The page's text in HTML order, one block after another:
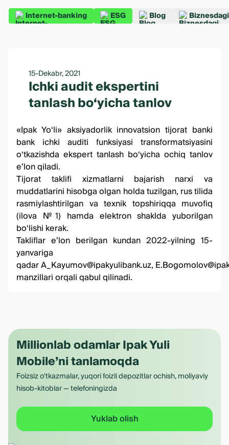
Internet-banking ESG Blog
15-Dekabr, 2021
Ichki audit ekspertini
tanlash bo‘yicha tanlov
«Ipak Yo‘li» aksiyadorlik innovatsion tijorat banki
bank ichki auditi funksiyasi transformatsiyasini
o‘tkazishda ekspert tanlash bo‘yicha ochiq tanlov
eʼlon qiladi.
Tijorat taklifi xizmatlarni bajarish narxi va
muddatlarini hisobga olgan holda tuzilgan, rus tilida
rasmiylashtirilgan va texnik topshiriqqa muvofiq
(ilova №1) hamda elektron shaklda yuborilgan
bo‘lishi kerak.
Takliflar eʼlon berilgan kundan 2022-yilning 15-
yanvariga
qadarA_Kayumov@ipakyulibank.uz,
manzillari orqali qabul qilinadi.
Millionlab odamlar Ipak Yuli
Mobile’ni tanlamoqda
Foizsiz o‘tkazmalar, yuqori foizli depozitlar ochish, moliyaviy
hisob-kitoblar — telefoningizda
Yuklab olish